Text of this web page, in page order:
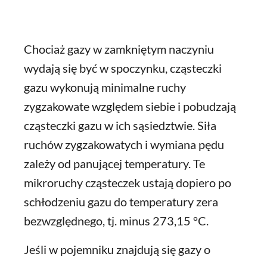
Chociaż gazy w zamkniętym naczyniu
wydają się być w spoczynku, cząsteczki
gazu wykonują minimalne ruchy
zygzakowate względem siebie i pobudzają
cząsteczki gazu w ich sąsiedztwie. Siła
ruchów zygzakowatych i wymiana pędu
zależy od panującej temperatury. Te
mikroruchy cząsteczek ustają dopiero po
schłodzeniu gazu do temperatury zera
bezwzględnego, tj. minus 273,15 °C.
Jeśli w pojemniku znajdują się gazy o